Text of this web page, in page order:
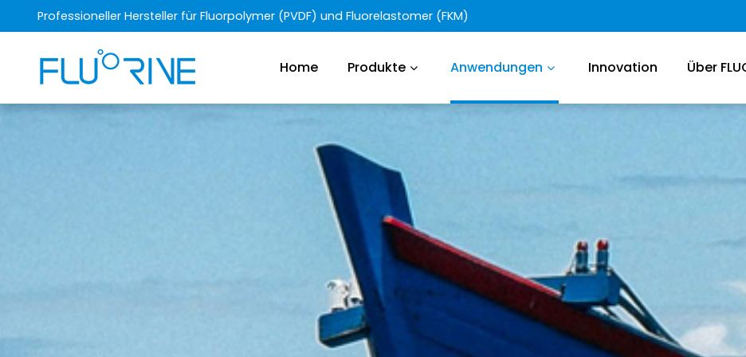
Professioneller Hersteller für Fluorpolymer (PVDF) und Fluorelastomer (FKM)
Home Produkte Anwendungen Innovation Über